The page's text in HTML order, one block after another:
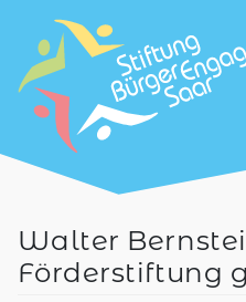
zum Inhalt
Walter
Förderstiftung